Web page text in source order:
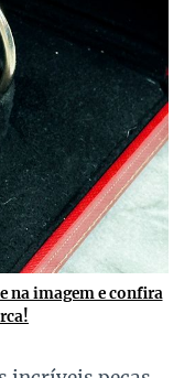
na imagem e confira